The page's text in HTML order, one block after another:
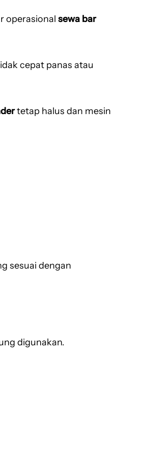
operasional sewa bar
cepat panas atau
tetap halus dan mesin
sesuai dengan
digunakan.